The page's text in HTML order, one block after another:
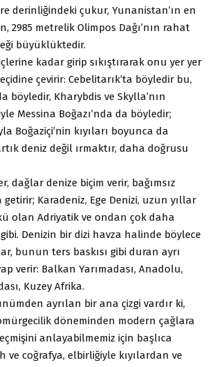
derinliğindeki çukur, Yunanistan’ın en
2985 metrelik Olimpos Dağı’nın rahat
büyüklüktedir.
kadar girip sıkıştırarak onu yer yer
çevirir: Cebelitarık’ta böyledir bu,
böyledir, Kharybdis ve Skylla’nın
Messina Boğazı’nda da böyledir;
Boğaziçi’nin kıyıları boyunca da
deniz değil ırmaktır, daha doğrusu
dağlar denize biçim verir, bağımsız
Karadeniz, Ege Denizi, uzun yıllar
olan Adriyatik ve ondan çok daha
Denizin bir dizi havza halinde böylece
bunun ters baskısı gibi duran ayrı
verir: Balkan Yarımadası, Anadolu,
Kuzey Afrika.
ayrılan bir ana çizgi vardır ki,
döneminden modern çağlara
anlayabilmemiz için başlıca
ve coğrafya, elbirliğiyle kıyılardan ve